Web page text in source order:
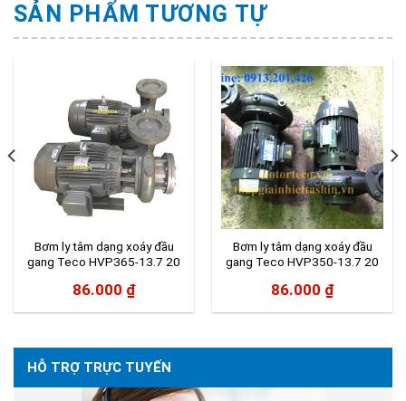
HỖ TRỢ TRỰC TUYẾN
SẢN PHẨM TƯƠNG TỰ
Bơm ly tâm dạng xoáy đầu
gang Teco HVP365-13.7 20
86.000 ₫
Bơm ly tâm dạng xoáy đầu
gang Teco HVP350-13.7 20
86.000 ₫